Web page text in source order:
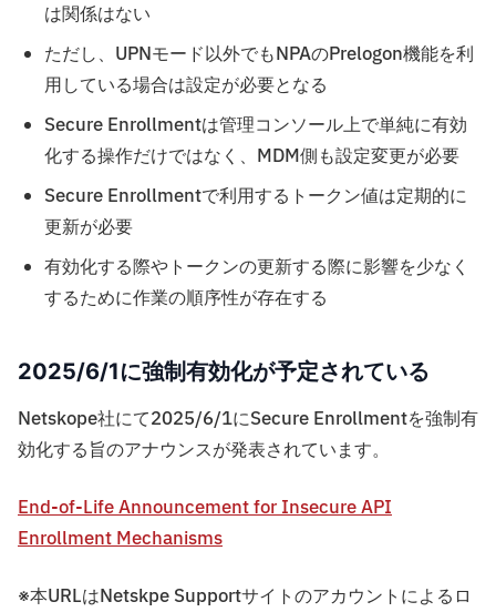
は関係はない
ただし、UPNモード以外でもNPAのPrelogon機能を利
用している場合は設定が必要となる
Secure Enrollmentは管理コンソール上で単純に有効
化する操作だけではなく、MDM側も設定変更が必要
Secure Enrollmentで利用するトークン値は定期的に
更新が必要
有効化する際やトークンの更新する際に影響を少なく
するために作業の順序性が存在する
2025/6/1に強制有効化が予定されている
Netskope社にて2025/6/1にSecure Enrollmentを強制有
効化する旨のアナウンスが発表されています。
End-of-Life Announcement for Insecure API
Enrollment Mechanisms
※本URLはNetskpe Supportサイトのアカウントによるロ